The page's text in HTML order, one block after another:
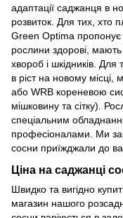
адаптації саджанця в
розвиток. Для тих, хто
Green Optima пропонує
рослини здорові, мають
хвороб і шкідників.
в ріст на новому
або WRB кореневою
мішковину та сітку).
спеціальним
професіоналами. Ми
сосни приїжджали до
Ціна на саджанці
Швидко та вигідно
магазин нашого